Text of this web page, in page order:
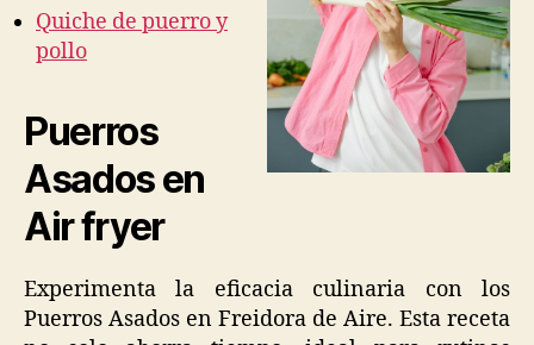
Quiche de puerro y
pollo
Puerros
Asados en
Air fryer
Experimenta la eficacia culinaria con los
Puerros Asados en Freidora de Aire. Esta receta